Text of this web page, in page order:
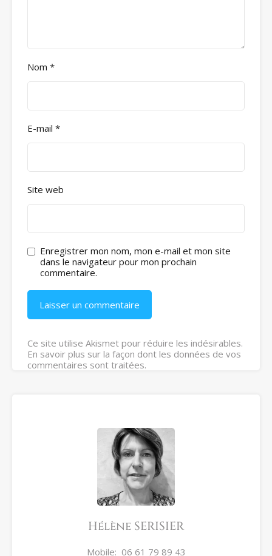
Nom *
E-mail *
Site web
Enregistrer mon nom, mon e-mail et mon site
dans le navigateur pour mon prochain
commentaire.
Ce site utilise Akismet pour réduire les indésirables.
En savoir plus sur la façon dont les données de vos
commentaires sont traitées.
Hélène SERISIER
Mobile: 06 61 79 89 43